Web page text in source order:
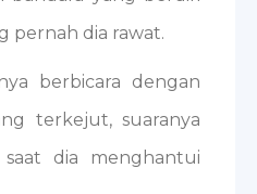
pernah dia rawat.
berbicara dengan
terkejut, suaranya
dia menghantui